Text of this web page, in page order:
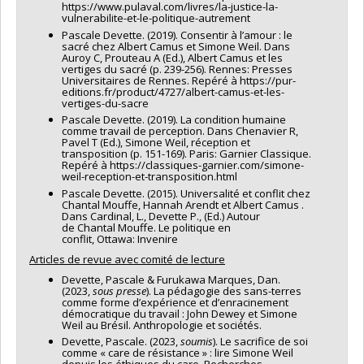
https://www.pulaval.com/livres/la-justice-la-
vulnerabilite-et-le-politique-autrement
Pascale Devette. (2019). Consentir à l’amour : le
sacré chez Albert Camus et Simone Weil. Dans
Auroy C, Prouteau A (Ed.), Albert Camus et les
vertiges du sacré (p. 239-256). Rennes: Presses
Universitaires de Rennes. Repéré à https://pur-
editions.fr/product/4727/albert-camus-et-les-
vertiges-du-sacre
Pascale Devette. (2019). La condition humaine
comme travail de perception. Dans Chenavier R,
Pavel T (Ed.), Simone Weil, réception et
transposition (p. 151-169). Paris: Garnier Classique.
Repéré à https://classiques-garnier.com/simone-
weil-reception-et-transposition.html
Pascale Devette. (2015). Universalité et conflit chez
Chantal Mouffe, Hannah Arendt et Albert Camus .
Dans Cardinal, L., Devette P., (Ed.) Autour
de Chantal Mouffe. Le politique en
conflit, Ottawa: Invenire
Articles de revue avec comité de lecture
Devette, Pascale & Furukawa Marques, Dan.
(2023, sous presse). La pédagogie des sans-terres
comme forme d’expérience et d’enracinement
démocratique du travail : John Dewey et Simone
Weil au Brésil. Anthropologie et sociétés.
Devette, Pascale. (2023,soumis). Le sacrifice de soi
comme « care de résistance » : lire Simone Weil